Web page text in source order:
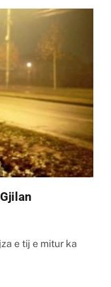
e tij e mitur ka